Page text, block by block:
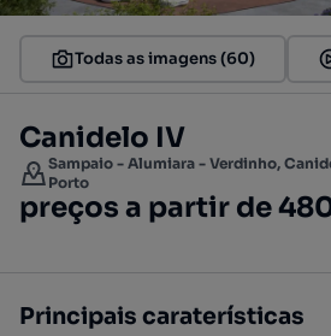
Todas as imagens (60)
Canidelo IV
Sampaio - Alumiara - Verdinho,
Porto
preços a partir de
Principais caraterísticas